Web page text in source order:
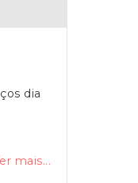
dia
mais...